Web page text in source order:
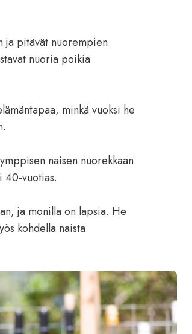
ja pitävät nuorempien
nuoria poikia
minkä vuoksi he
naisen nuorekkaan
40-vuotias.
ja monilla on lapsia. He
kohdella naista